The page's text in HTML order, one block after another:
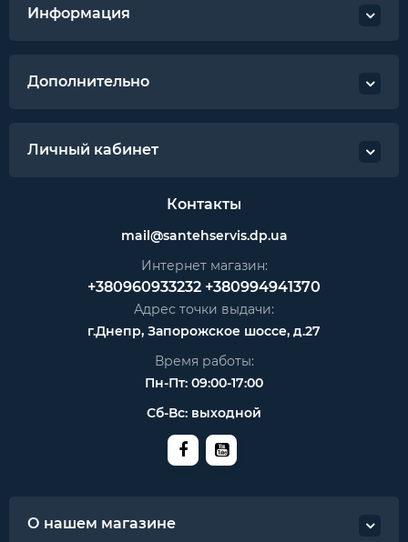
Информация
Дополнительно
Личный кабинет
Контакты
mail@santehservis.dp.ua
Интернет магазин:
+380960933232 +380994941370
Адрес точки выдачи:
г.Днепр, Запорожское шоссе, д.27
Время работы:
Пн-Пт: 09:00-17:00
Сб-Вс: выходной
О нашем магазине